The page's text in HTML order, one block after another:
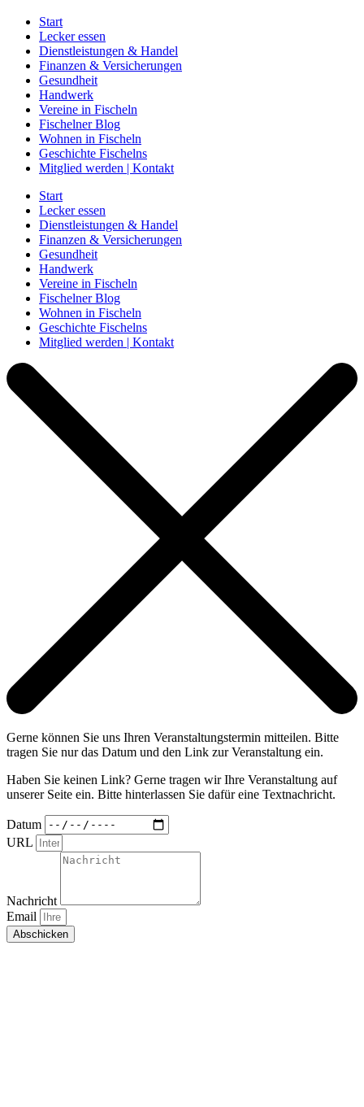
Start
Lecker essen
Dienstleistungen & Handel
Finanzen & Versicherungen
Gesundheit
Handwerk
Vereine in Fischeln
Fischelner Blog
Wohnen in Fischeln
Geschichte Fischelns
Mitglied werden | Kontakt
Start
Lecker essen
Dienstleistungen & Handel
Finanzen & Versicherungen
Gesundheit
Handwerk
Vereine in Fischeln
Fischelner Blog
Wohnen in Fischeln
Geschichte Fischelns
Mitglied werden | Kontakt
Gerne können Sie uns Ihren Veranstaltungstermin mitteilen. Bitte
tragen Sie nur das Datum und den Link zur Veranstaltung ein.
Haben Sie keinen Link? Gerne tragen wir Ihre Veranstaltung auf
unserer Seite ein. Bitte hinterlassen Sie dafür eine Textnachricht.
Datum
URL
Nachricht
Email
Abschicken